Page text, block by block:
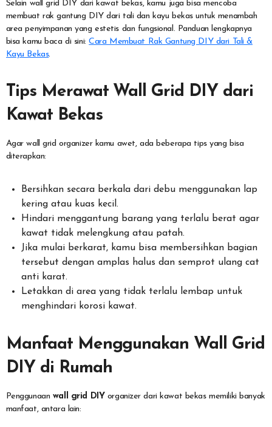
Selain wall grid DIY dari kawat bekas, kamu juga bisa mencoba
membuat rak gantung DIY dari tali dan kayu bekas untuk menambah
area penyimpanan yang estetis dan fungsional. Panduan lengkapnya
bisa kamu baca di sini:Cara Membuat Rak Gantung DIY dari Tali &
Kayu Bekas.
Tips Merawat Wall Grid DIY dari
Kawat Bekas
Agar wall grid organizer kamu awet, ada beberapa tips yang bisa
diterapkan:
Bersihkan secara berkala dari debu menggunakan lap
kering atau kuas kecil.
Hindari menggantung barang yang terlalu berat agar
kawat tidak melengkung atau patah.
Jika mulai berkarat, kamu bisa membersihkan bagian
tersebut dengan amplas halus dan semprot ulang cat
anti karat.
Letakkan di area yang tidak terlalu lembap untuk
menghindari korosi kawat.
Manfaat Menggunakan Wall Grid
DIY di Rumah
Penggunaan wall grid DIYorganizer dari kawat bekas memiliki banyak
manfaat, antara lain: